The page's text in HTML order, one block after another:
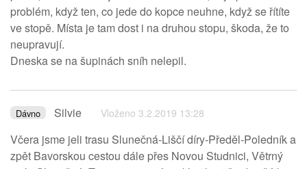
problém, když ten, co jede do kopce neuhne, když se řítíte
ve stopě. Místa je tam dost i na druhou stopu, škoda, že to
neupravují.
Dneska se na šupinách sníh nelepil.
Dávno Silvie Vloženo 3.2.2019 13:28
Včera jsme jeli trasu Slunečná-Liščí díry-Předěl-Poledník a
zpět Bavorskou cestou dále přes Novou Studnici, Větrný